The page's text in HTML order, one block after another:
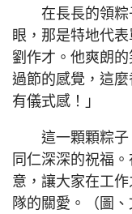
在長長的領粽
眼，那是特地代
劉作才。他爽朗
過節的感覺，這
有儀式感！」
這一顆顆粽子
同仁深深的祝福
意，讓大家在工
隊的關愛。（圖